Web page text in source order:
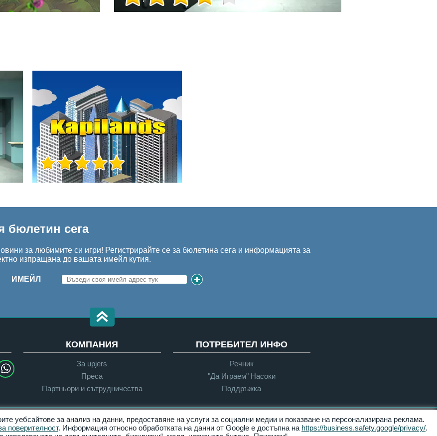
Игра Инфо
бюлетин сега
за любимите си игри! Регистрирайте се за бюлетина сега и информацията за
изпращана до вашата имейл кутия.
ИМЕЙЛ
КОМПАНИЯ
За upjers
Преса
Партньори и сътрудничества
ПОТРЕБИТЕЛ ИНФО
Речник
"Да Играем" Насоки
Поддръжка
Поверителност Условия за ползване Достъпност
уебсайтове за анализ на данни, предоставяне на услуги за социални медии и показване на персонализирана реклама.
поверителност. Информация относно обработката на данни от Google е достъпна на https://business.safety.google/privacy/.